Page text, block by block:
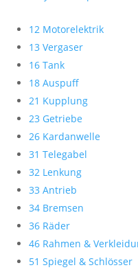
12 Motorelektrik
13 Vergaser
16 Tank
18 Auspuff
21 Kupplung
23 Getriebe
26 Kardanwelle
31 Telegabel
32 Lenkung
33 Antrieb
34 Bremsen
36 Räder
46 Rahmen &
51 Spiegel & Schlösser